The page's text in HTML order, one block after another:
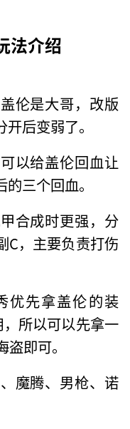
法介绍
伦是大哥，改版
后变弱了。
以给盖伦回血让
三个回血。
合成时更强，分
C，主要负责打伤
优先拿盖伦的装
所以可以先拿一
即可。
魔腾、男枪、诺